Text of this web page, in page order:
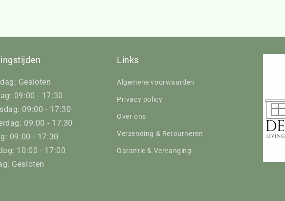
Gesloten
09:00 - 17:30
09:00 - 17:30
09:00 - 17:30
09:00 - 17:30
10:00 - 17:00
Gesloten
Links
Algemene voorwaarden
Privacy policy
Over ons
Verzending & Retourneren
Garantie & Vervanging